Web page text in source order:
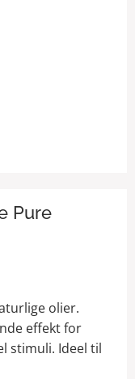
Pure
kr..
olier.
effekt for
stimuli. Ideel til